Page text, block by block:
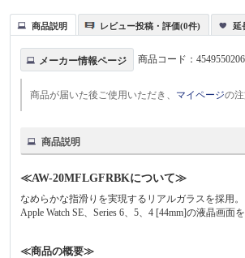
商品説明 レビュー投稿・評価(0件) 延
メーカー情報ページ 商品コード：
商品が届いた後ご使用いただき、 マイページの
商品説明
≪AW-20MFLGFRBKについて≫
なめらかな指滑りを実現するリアルガラスを採用。
Apple Watch SE、Series 6、5、4 [44mm]の液晶画
≪商品の概要≫